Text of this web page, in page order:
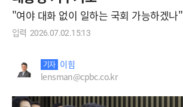
"여야 대화 없이 일하는 국회 가능하겠나"
입력 2026.07.02.15:13
기자 이힘
lensman@cpbc.co.kr